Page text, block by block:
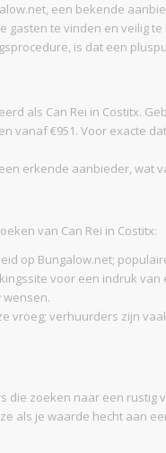
een bekende
gasten te vinden en veilig
is dat een
als Can Rei in Costitx.
vanaf €951. Voor exacte
erkende aanbieder, wat
van Can Rei in Costitx:
op Bungalow.net;
voor een indruk
vroeg; verhuurders zijn
die zoeken naar een
als je waarde hecht aan